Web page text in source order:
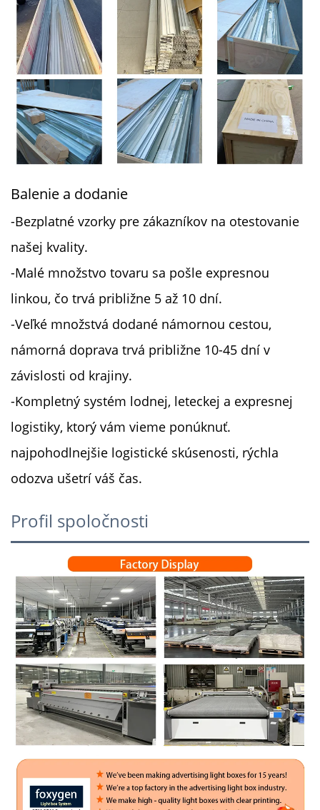
Balenie a dodanie
-Bezplatné vzorky pre zákazníkov na otestovanie
našej kvality.
-Malé množstvo tovaru sa pošle expresnou
linkou, čo trvá približne 5 až 10 dní.
-Veľké množstvá dodané námornou cestou,
námorná doprava trvá približne 10-45 dní v
závislosti od krajiny.
-Kompletný systém lodnej, leteckej a expresnej
logistiky, ktorý vám vieme ponúknuť.
najpohodlnejšie logistické skúsenosti, rýchla
odozva ušetrí váš čas.
Profil spoločnosti